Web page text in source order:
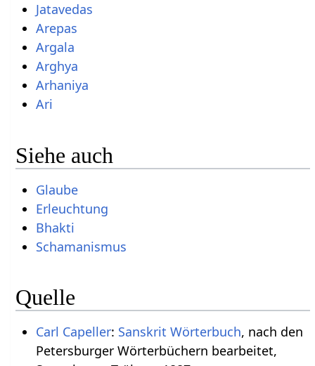
Jatavedas
Arepas
Argala
Arghya
Arhaniya
Ari
Siehe auch
Glaube
Erleuchtung
Bhakti
Schamanismus
Quelle
Carl Capeller: Sanskrit Wörterbuch, nach den
Petersburger Wörterbüchern bearbeitet,